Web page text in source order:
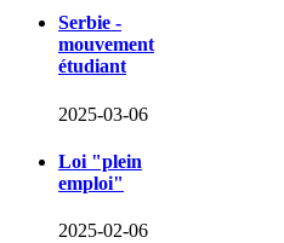
Serbie -
mouvement
étudiant
2025-03-06
Loi "plein
emploi"
2025-02-06